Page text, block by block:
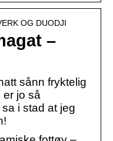
OG DUODJI
–
sånn fryktelig
er jo så
i stad at jeg